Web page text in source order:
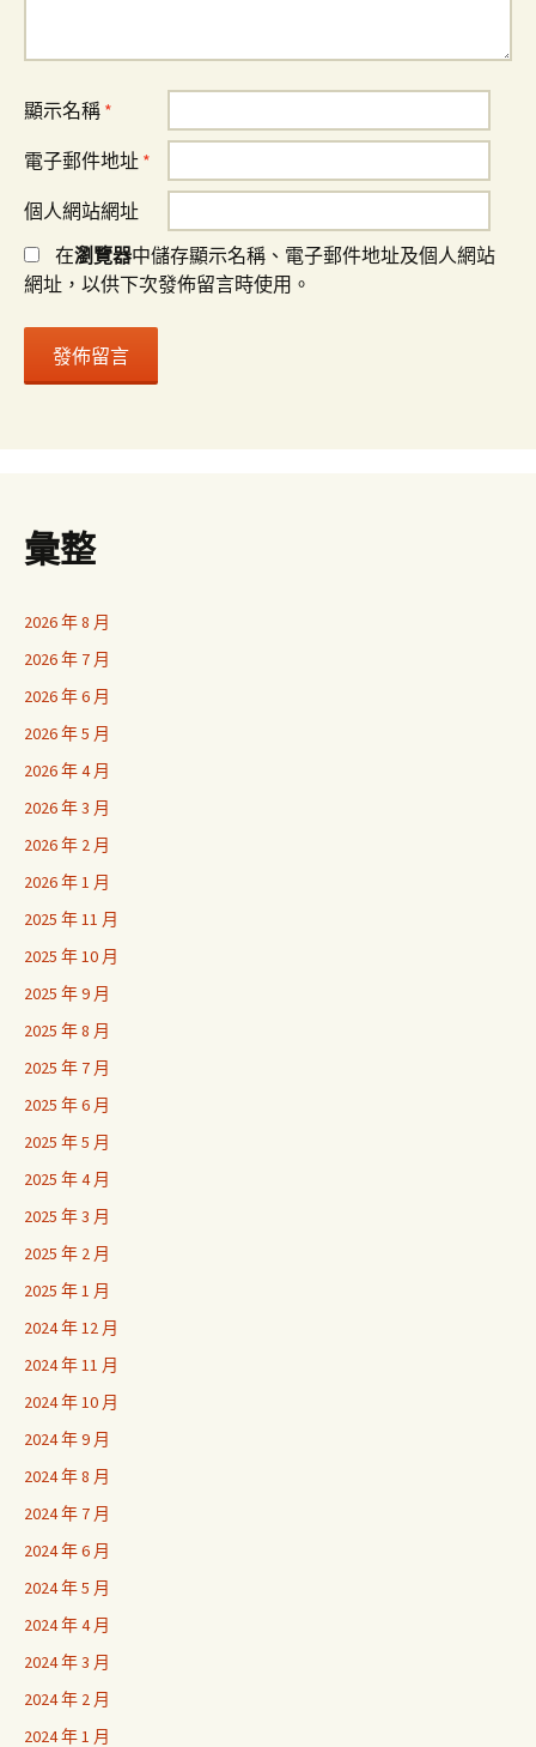
顯示名稱 *
電子郵件地址 *
個人網站網址
在瀏覽器中儲存顯示名稱、電子郵件地址及個人網站
網址，以供下次發佈留言時使用。
彙整
2026 年 8 月
2026 年 7 月
2026 年 6 月
2026 年 5 月
2026 年 4 月
2026 年 3 月
2026 年 2 月
2026 年 1 月
2025 年 11 月
2025 年 10 月
2025 年 9 月
2025 年 8 月
2025 年 7 月
2025 年 6 月
2025 年 5 月
2025 年 4 月
2025 年 3 月
2025 年 2 月
2025 年 1 月
2024 年 12 月
2024 年 11 月
2024 年 10 月
2024 年 9 月
2024 年 8 月
2024 年 7 月
2024 年 6 月
2024 年 5 月
2024 年 4 月
2024 年 3 月
2024 年 2 月
2024 年 1 月